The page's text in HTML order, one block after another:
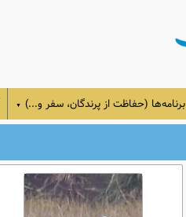
برنامه‌ها (حفاظت از پرندگان، سفر و...) ▼